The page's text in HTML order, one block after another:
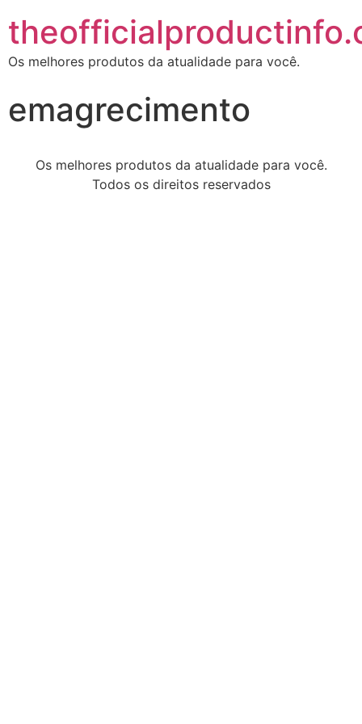
Os melhores produtos da atualidade para você.
emagrecimento
Os melhores produtos da atualidade para você.
Todos os direitos reservados